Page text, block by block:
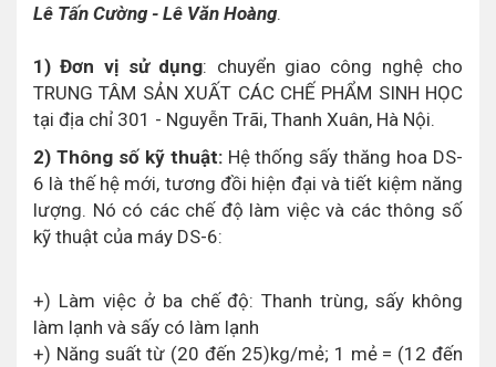
Lê Tấn Cường - Lê Văn Hoàng.
1) Đơn vị sử dụng: chuyển giao công nghệ cho
TRUNG TÂM SẢN XUẤT CÁC CHẾ PHẨM SINH HỌC
tại địa chỉ 301 - Nguyễn Trãi, Thanh Xuân, Hà Nội.
2) Thông số kỹ thuật:Hệ thống sấy thăng hoa DS-
6 là thế hệ mới, tương đồi hiện đại và tiết kiệm năng
lượng. Nó có các chế độ làm việc và các thông số
kỹ thuật của máy DS-6:
+) Làm việc ở ba chế độ: Thanh trùng, sấy không
làm lạnh và sấy có làm lạnh
+) Năng suất từ (20 đến 25)kg/mẻ; 1 mẻ = (12 đến